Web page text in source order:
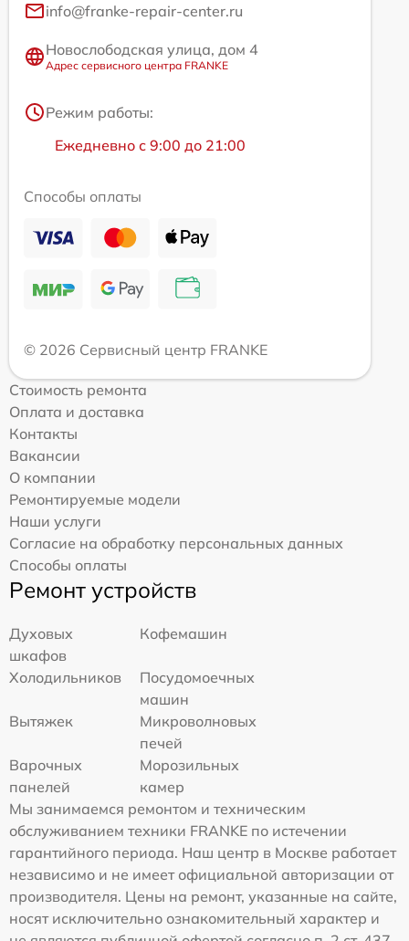
info@franke-repair-center.ru
Новослободская улица, дом 4
Адрес сервисного центра FRANKE
Режим работы:
Ежедневно с 9:00 до 21:00
Способы оплаты
© 2026 Сервисный центр FRANKE
Стоимость ремонта
Оплата и доставка
Контакты
Вакансии
О компании
Ремонтируемые модели
Наши услуги
Согласие на обработку персональных данных
Способы оплаты
Ремонт устройств
Духовых
шкафов
Кофемашин
Холодильников
Посудомоечных
машин
Вытяжек
Микроволновых
печей
Варочных
панелей
Морозильных
камер
Мы занимаемся ремонтом и техническим
обслуживанием техники FRANKE по истечении
гарантийного периода. Наш центр в Москве работает
независимо и не имеет официальной авторизации от
производителя. Цены на ремонт, указанные на сайте,
носят исключительно ознакомительный характер и